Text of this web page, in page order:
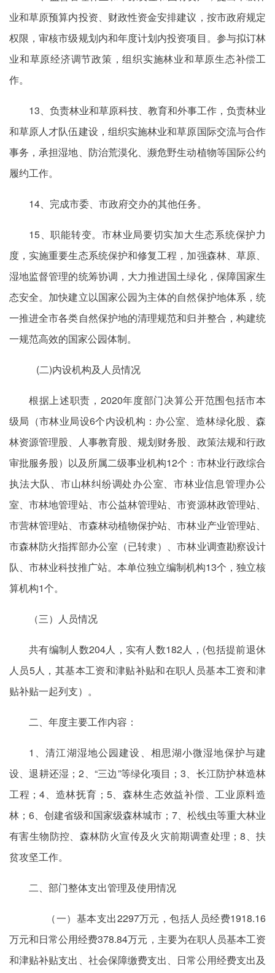
业和草原预算内投资、财政性资金安排建议，按市政府规定
权限，审核市级规划内和年度计划内投资项目。参与拟订林
业和草原经济调节政策，组织实施林业和草原生态补偿工
作。
13、负责林业和草原科技、教育和外事工作，负责林业
和草原人才队伍建设，组织实施林业和草原国际交流与合作
事务，承担湿地、防治荒漠化、濒危野生动植物等国际公约
履约工作。
14、完成市委、市政府交办的其他任务。
15、职能转变。市林业局要切实加大生态系统保护力
度，实施重要生态系统保护和修复工程，加强森林、草原、
湿地监督管理的统筹协调，大力推进国土绿化，保障国家生
态安全。加快建立以国家公园为主体的自然保护地体系，统
一推进全市各类自然保护地的清理规范和归并整合，构建统
一规范高效的国家公园体制。
(二)内设机构及人员情况
根据上述职责，2020年度部门决算公开范围包括市本
级局（市林业局设6个内设机构：办公室、造林绿化股、森
林资源管理股、人事教育股、规划财务股、政策法规和行政
审批服务股）以及所属二级事业机构12个：市林业行政综合
执法大队、市山林纠纷调处办公室、市林业信息管理办公
室、市林地管理站、市公益林管理站、市资源林政管理站、
市营林管理站、市森林动植物保护站、市林业产业管理站、
市森林防火指挥部办公室（已转隶）、市林业调查勘察设计
队、市林业科技推广站。本单位独立编制机构13个，独立核
算机构1个。
（三）人员情况
共有编制人数204人，实有人数182人，(包括提前退休
人员5人，其基本工资和津贴补贴和在职人员基本工资和津
贴补贴一起列支）。
二、年度主要工作内容：
1、清江湖湿地公园建设、相思湖小微湿地保护与建
设、退耕还湿；2、“三边”等绿化项目；3、长江防护林造林
工程；4、造林抚育；5、森林生态效益补偿、工业原料造
林；6、创建省级和国家级森林城市；7、松线虫等重大林业
有害生物防控、森林防火宣传及火灾前期调查处理；8、扶
贫攻坚工作。
二、部门整体支出管理及使用情况
（一）基本支出2297万元，包括人员经费1918.16
万元和日常公用经费378.84万元，主要为在职人员基本工资
和津贴补贴支出、社会保障缴费支出、日常公用经费支出及